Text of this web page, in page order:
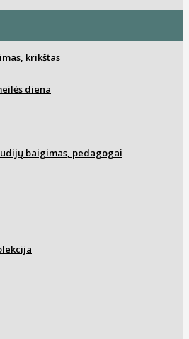
krikštas
diena
baigimas, pedagogai